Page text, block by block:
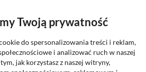
do zgromadzonych środków
gotówki w Polsce
online, dzięki usłudze 3D-Secure
Twoją prywatność
do spersonalizowania treści i reklam,
i analizować ruch w naszej
jak korzystasz z naszej witryny,